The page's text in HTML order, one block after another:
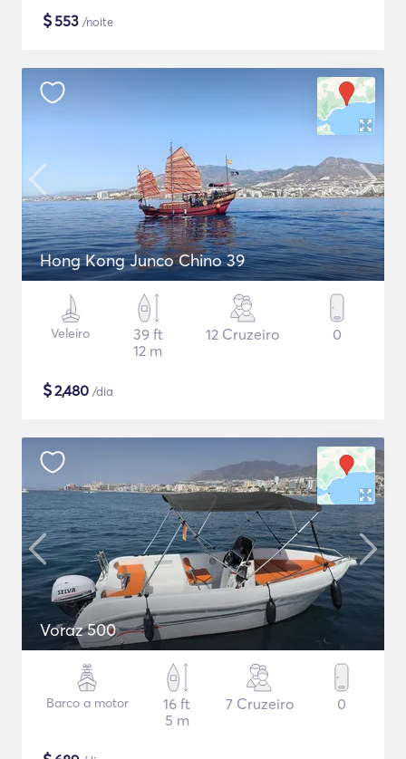
$553 /noite
Hong Kong Junco Chino 39
Veleiro
39 ft
12 m
12 Cruzeiro 0
$2,480 /dia
Voraz 500
Barco a motor
16 ft
5 m
7 Cruzeiro 0